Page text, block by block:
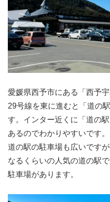
愛媛県西予市にある「西予
29号線を東に進むと「道の
す。インター近くに「道の
あるのでわかりやすいです。
道の駅の駐車場も広いです
なるくらいの人気の道の駅
駐車場があります。